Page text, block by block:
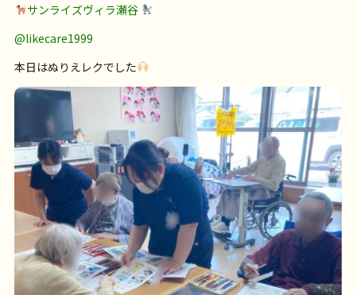
サンライズヴィラ瀬谷
@likecare1999
本日はぬりえレクでした